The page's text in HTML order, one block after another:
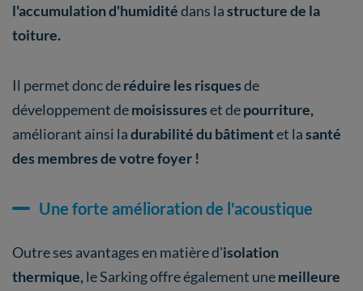
l'accumulation d'humiditédans lastructure de la
toiture.
Il permet donc deréduire les risquesde
développement demoisissureset depourriture,
améliorant ainsi ladurabilité du bâtimentet lasanté
des membres de votre foyer !
Une forte amélioration de l'acoustique
Outre ses avantages en matière d'isolation
thermique,le Sarking offre également unemeilleure